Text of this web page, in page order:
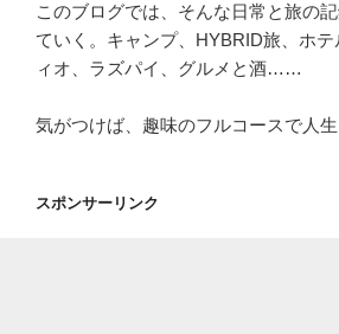
このブログでは、そんな日常と旅の
ていく。キャンプ、HYBRID旅、ホ
ィオ、ラズパイ、グルメと酒……
気がつけば、趣味のフルコースで人生
スポンサーリンク